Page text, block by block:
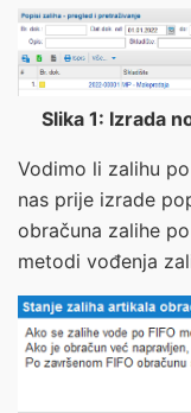
Slika 1: Izrada
Vodimo li zalihu
nas prije izrade
obračuna zalihe
metodi vođenja